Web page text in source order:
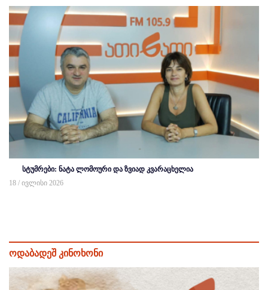
სტუმრები: ნატა ლომოური და ზვიად კვარაცხელია
18 / ივლისი 2026
ოდაბადეშ კინოხონი